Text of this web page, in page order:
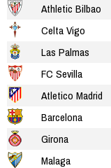
Athletic Bilbao
Celta Vigo
Las Palmas
FC Sevilla
Atletico Madrid
Barcelona
Girona
Malaga